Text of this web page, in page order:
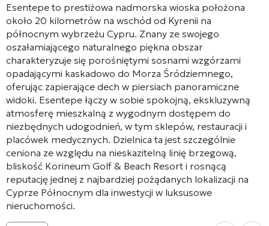
Esentepe to prestiżowa nadmorska wioska położona
około 20 kilometrów na wschód od Kyrenii na
północnym wybrzeżu Cypru. Znany ze swojego
oszałamiającego naturalnego piękna obszar
charakteryzuje się porośniętymi sosnami wzgórzami
opadającymi kaskadowo do Morza Śródziemnego,
oferując zapierające dech w piersiach panoramiczne
widoki. Esentepe łączy w sobie spokojną, ekskluzywną
atmosferę mieszkalną z wygodnym dostępem do
niezbędnych udogodnień, w tym sklepów, restauracji i
placówek medycznych. Dzielnica ta jest szczególnie
ceniona ze względu na nieskazitelną linię brzegową,
bliskość Korineum Golf & Beach Resort i rosnącą
reputację jednej z najbardziej pożądanych lokalizacji na
Cyprze Północnym dla inwestycji w luksusowe
nieruchomości.